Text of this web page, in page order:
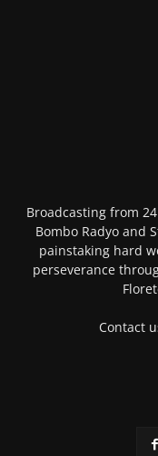
Broadcasting from
Bombo Radyo and
painstaking hard
perseverance
Contact